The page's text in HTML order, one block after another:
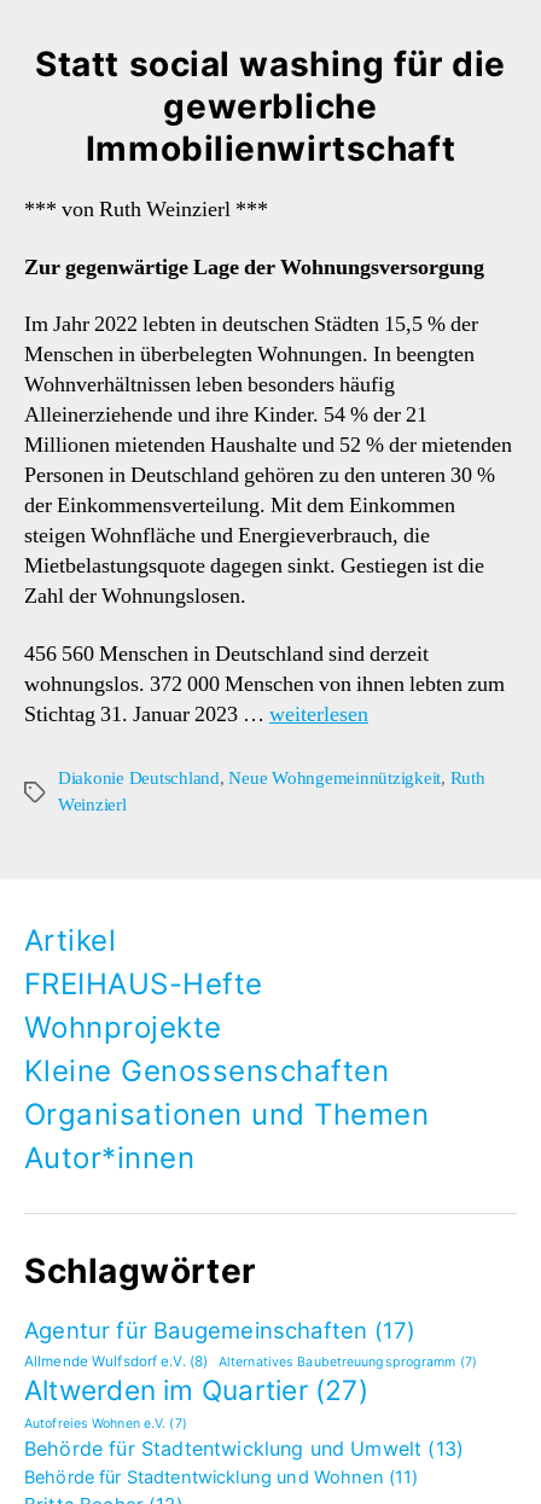
Statt social washing für die
gewerbliche
Immobilienwirtschaft
*** von Ruth Weinzierl ***
Zur gegenwärtige Lage der Wohnungsversorgung
Im Jahr 2022 lebten in deutschen Städten 15,5 % der
Menschen in überbelegten Wohnungen. In be­engten
Wohnverhältnissen leben besonders häu­fig
Alleinerziehende und ihre Kinder. 54 % der 21
Millionen mietenden Haushalte und 52 % der mie­tenden
Personen in Deutschland gehören zu den unteren 30 %
der Einkommensverteilung. Mit dem Einkommen
steigen Wohnfläche und Energiever­brauch, die
Mietbelastungsquote dagegen sinkt. Gestiegen ist die
Zahl der Wohnungslosen.
456 560 Menschen in Deutschland sind derzeit
wohnungslos. 372 000 Menschen von ihnen lebten zum
Stichtag 31. Januar 2023 … weiterlesen
Schlagwörter
Diakonie Deutschland,Neue Wohngemeinnützigkeit, Ruth
Weinzierl
Artikel
FREIHAUS-Hefte
Wohnprojekte
Kleine Genossenschaften
Organisationen und Themen
Autor*innen
Schlagwörter
Agentur für Baugemeinschaften (17)
Allmende Wulfsdorf e.V.(8) Alternatives Baubetreuungsprogramm (7)
Altwerden im Quartier(27)
Autofreies Wohnen e.V. (7)
Behörde für Stadtentwicklung und Umwelt (13)
Behörde für Stadtentwicklung und Wohnen (11)